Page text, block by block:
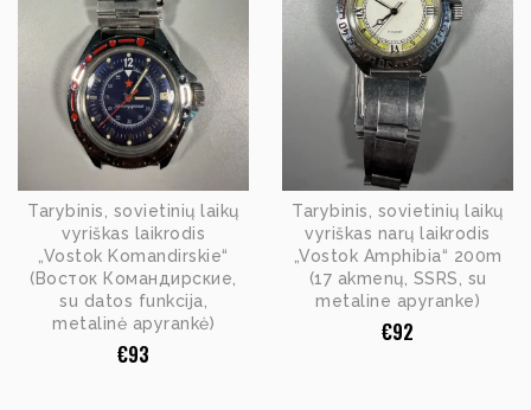
Tarybinis, sovietinių laikų
vyriškas laikrodis
„Vostok Komandirskie“
(Восток Командирские,
su datos funkcija,
metalinė apyrankė)
€93
Tarybinis, sovietinių laikų
vyriškas narų laikrodis
„Vostok Amphibia“ 200m
(17 akmenų, SSRS, su
metaline apyranke)
€92